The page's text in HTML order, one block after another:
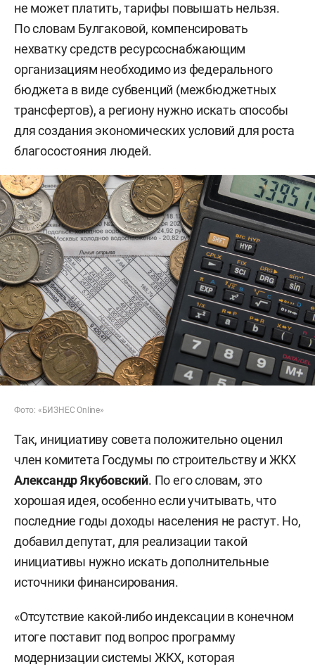
не может платить, тарифы повышать нельзя.
По словам Булгаковой, компенсировать
нехватку средств ресурсоснабжающим
организациям необходимо из федерального
бюджета в виде субвенций (межбюджетных
трансфертов), а региону нужно искать способы
для создания экономических условий для роста
благосостояния людей.
Фото: «БИЗНЕС Online»
Так, инициативу совета положительно оценил
член комитета Госдумы по строительству и ЖКХ
Александр Якубовский. По его словам, это
хорошая идея, особенно если учитывать, что
последние годы доходы населения не растут. Но,
добавил депутат, для реализации такой
инициативы нужно искать дополнительные
источники финансирования.
«Отсутствие какой-либо индексации в конечном
итоге поставит под вопрос программу
модернизации системы ЖКХ, которая